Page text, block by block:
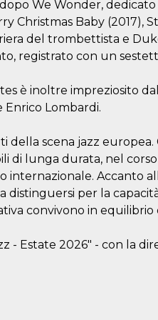
We Wonder, dedicato
Christmas Baby (2017),
del trombettista e
registrato con un
è inoltre impreziosito
Enrico Lombardi.
della scena jazz europea.
di lunga durata, nel
internazionale. Accanto
distinguersi per la
convivono in equilibrio
- Estate 2026" - con la